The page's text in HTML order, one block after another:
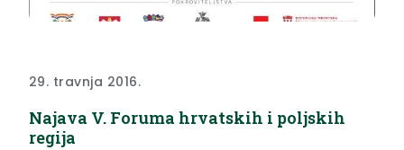
29. travnja 2016.
Najava V. Foruma hrvatskih i poljskih
regija